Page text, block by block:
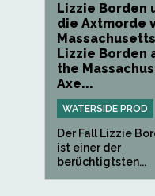
Lizzie Borden
die Axtmorde
Lizzie Borden
the
Axe...
WATERSIDE PROD
Der Fall Lizzie
ist einer der
berüchtigtsten...